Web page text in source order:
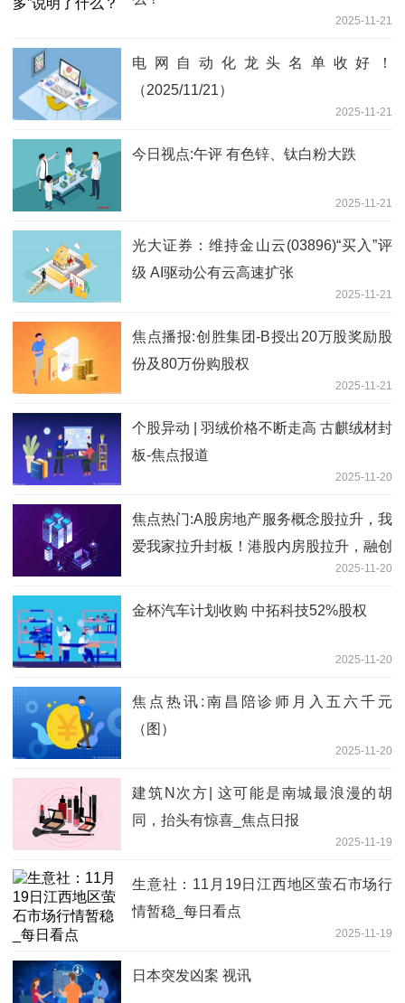
2025-11-21
电网自动化龙头名单收好！
（2025/11/21）
2025-11-21
今日视点:午评 有色锌、钛白粉大跌
2025-11-21
光大证券：维持金山云(03896)“买入”评
级 AI驱动公有云高速扩张
2025-11-21
焦点播报:创胜集团-B授出20万股奖励股
份及80万份购股权
2025-11-21
个股异动 | 羽绒价格不断走高 古麒绒材封
板-焦点报道
2025-11-20
焦点热门:A股房地产服务概念股拉升，我
爱我家拉升封板！港股内房股拉升，融创
中国涨超7%，碧桂园涨超5%，远洋集团
涨超4%
2025-11-20
金杯汽车计划收购 中拓科技52%股权
2025-11-20
焦点热讯:南昌陪诊师月入五六千元
（图）
2025-11-20
建筑N次方| 这可能是南城最浪漫的胡
同，抬头有惊喜_焦点日报
2025-11-19
生意社：11月19日江西地区萤石市场行
情暂稳_每日看点
2025-11-19
日本突发凶案 视讯